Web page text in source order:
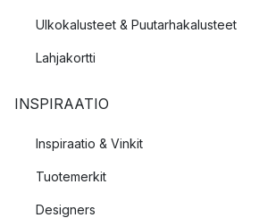
Ulkokalusteet & Puutarhakalusteet
Lahjakortti
INSPIRAATIO
Inspiraatio & Vinkit
Tuotemerkit
Designers